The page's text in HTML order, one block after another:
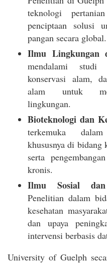
teknologi
penciptaan solusi
pangan secara global.
Ilmu Lingkungan
mendalami studi
konservasi alam,
alam untuk
lingkungan.
Bioteknologi dan
terkemuka
khususnya di bidang
serta
kronis.
Ilmu Sosial dan
Penelitian dalam
kesehatan
dan upaya
intervensi berbasis
University of Guelph